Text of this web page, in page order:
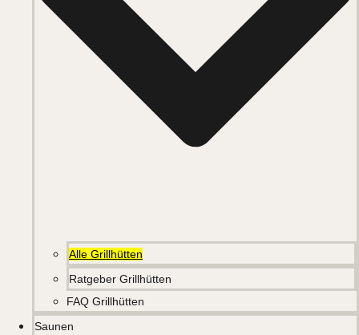
Alle Grillhütten
Ratgeber Grillhütten
FAQ Grillhütten
Saunen